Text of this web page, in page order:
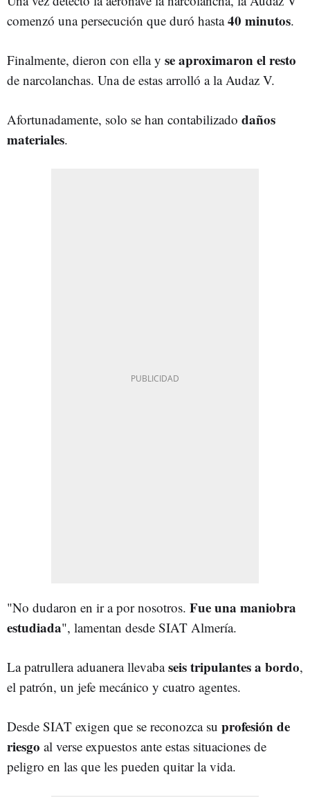
comenzó una persecución que duró hasta40 minutos.
Finalmente, dieron con ella y se aproximaron el resto
de narcolanchas. Una de estas arrolló a la Audaz V.
Afortunadamente, solo se han contabilizado daños
materiales.
"No dudaron en ir a por nosotros. Fue una maniobra
estudiada", lamentan desde SIAT Almería.
La patrullera aduanera llevabaseis tripulantes a bordo,
el patrón, un jefe mecánico y cuatro agentes.
Desde SIAT exigen que se reconozca su profesión de
riesgo al verse expuestos ante estas situaciones de
peligro en las que les pueden quitar la vida.